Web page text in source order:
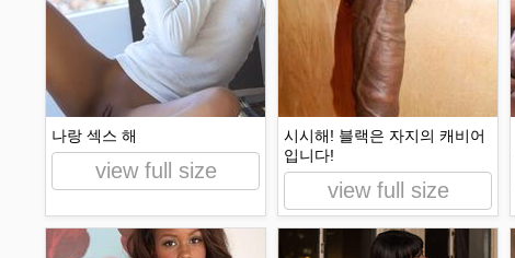
나랑 섹스 해
view full size
시시해! 블랙은 자지의 캐비어
입니다!
view full size